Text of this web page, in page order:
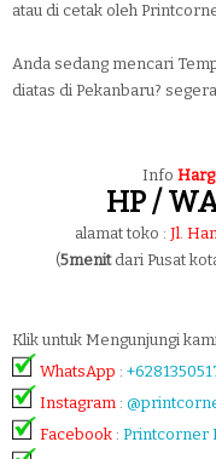
atau di cetak oleh
Anda sedang mencari
diatas di Pekanbaru?
Info
HP /
alamat toko : Jl.
(5menitdari Pusat
Klik untuk Mengunjungi
WhatsApp :
Instagram :
Facebook : Printcorner